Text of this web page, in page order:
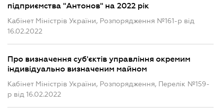
підприємства "Антонов" на 2022 рік
Кабінет Міністрів України, Розпорядження №161-р від
16.02.2022
Про визначення суб'єктів управління окремим
індивідуально визначеним майном
Кабінет Міністрів України, Розпорядження, Перелік №159-
р від 16.02.2022